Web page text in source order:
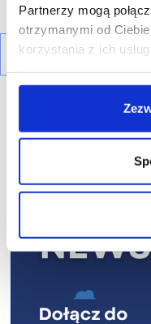
Partnerzy mogą
otrzymanymi od
korzystania z ich